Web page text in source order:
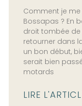
Comment je
Bossapas ? En
droit tombée de
retourner dans
un bon début,
serait bien
motards
LIRE